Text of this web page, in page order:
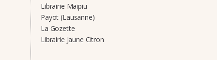
Librairie Maipiu
Payot (Lausanne)
La Gozette
Librairie Jaune Citron